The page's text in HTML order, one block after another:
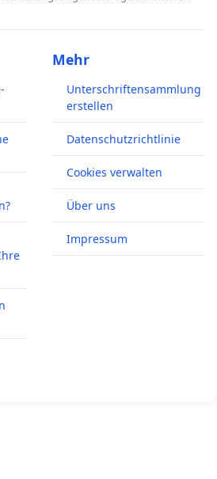
Mehr
Unterschriftensammlung
erstellen
Datenschutzrichtlinie
Cookies verwalten
Über uns
Impressum